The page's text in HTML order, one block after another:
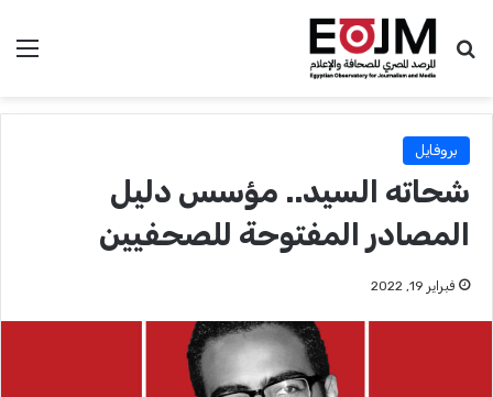
بحث عن
بروفايل
شحاته السيد.. مؤسس دليل
المصادر المفتوحة للصحفيين
فبراير 19, 2022